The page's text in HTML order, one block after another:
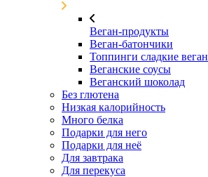
Веган-продукты
Веган-батончики
Топпинги сладкие веган
Веганские соусы
Веганский шоколад
Без глютена
Низкая калорийность
Много белка
Подарки для него
Подарки для неё
Для завтрака
Для перекуса